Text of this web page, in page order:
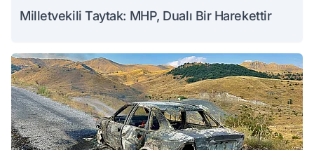
Milletvekili Taytak: MHP, Dualı Bir Harekettir